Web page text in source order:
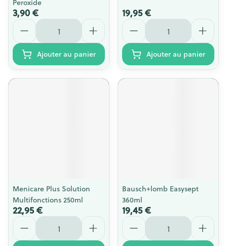
Peroxide
3,90 €
Quantité
Ajouter au panier
19,95 €
Quantité
Ajouter au panier
Menicare Plus Solution
Multifonctions 250ml
22,95 €
Quantité
Bausch+lomb Easysept
360ml
19,45 €
Quantité